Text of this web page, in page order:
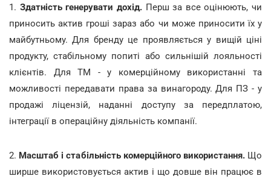
1. Здатність генерувати дохід.Перш за все оцінюють, чи
приносить актив гроші зараз або чи може приносити їх у
майбутньому. Для бренду це проявляється у вищій ціні
продукту, стабільному попиті або сильнішій лояльності
клієнтів. Для ТМ - у комерційному використанні та
можливості передавати права за винагороду. Для ПЗ - у
продажі ліцензій, наданні доступу за передплатою,
інтеграції в операційну діяльність компанії.
2. Масштаб і стабільність комерційного використання.Що
ширше використовується актив і що довше він працює в